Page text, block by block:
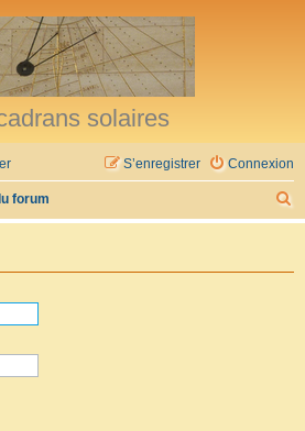
solaires
Connexion
S’enregistrer
forum
e